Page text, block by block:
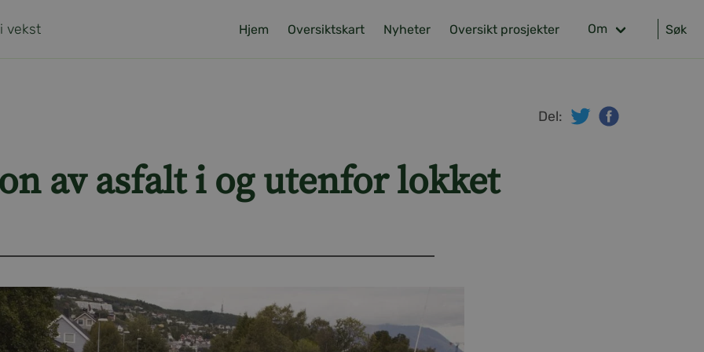
vekst Hjem Oversiktskart Nyheter Oversikt prosjekter Om Søk
Del: twitter
av asfalt i og utenfor lokket